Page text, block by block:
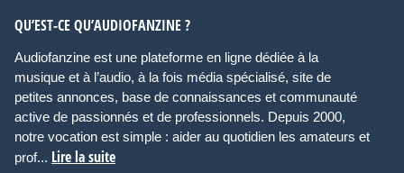
QU’EST-CE QU’AUDIOFANZINE ?
Audiofanzine est une plateforme en ligne dédiée à la
musique et à l’audio, à la fois média spécialisé, site de
petites annonces, base de connaissances et communauté
active de passionnés et de professionnels. Depuis 2000,
notre vocation est simple : aider au quotidien les amateurs et
prof... Lire la suite